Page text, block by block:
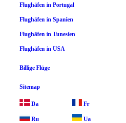
Flughäfen in Portugal
Flughäfen in Spanien
Flughäfen in Tunesien
Flughäfen in USA
Billige Flüge
Sitemap
Da Fr
Ru Ua